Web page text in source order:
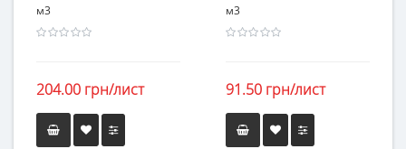
м3
204.00 грн/лист
м3
91.50 грн/лист